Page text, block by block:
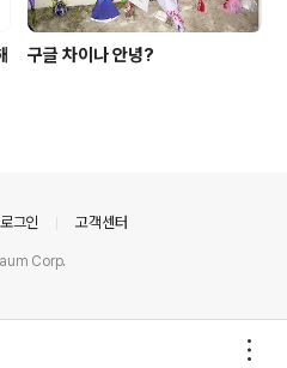
구글 차이나 안녕?
로그인 고객센터
Corp.